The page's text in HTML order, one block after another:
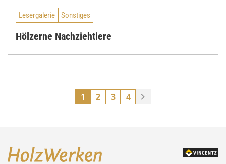
Lesergalerie Sonstiges
Hölzerne Nachziehtiere
1 2 3 4